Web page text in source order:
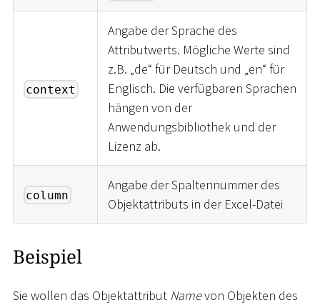
context
Angabe der Sprache des
Attributwerts. Mögliche Werte sind
z.B. „de“ für Deutsch und „en“ für
Englisch. Die verfügbaren Sprachen
hängen von der
Anwendungsbibliothek und der
Lizenz ab.
column
Angabe der Spaltennummer des
Objektattributs in der Excel-Datei
Beispiel
Sie wollen das Objektattribut Namevon Objekten des